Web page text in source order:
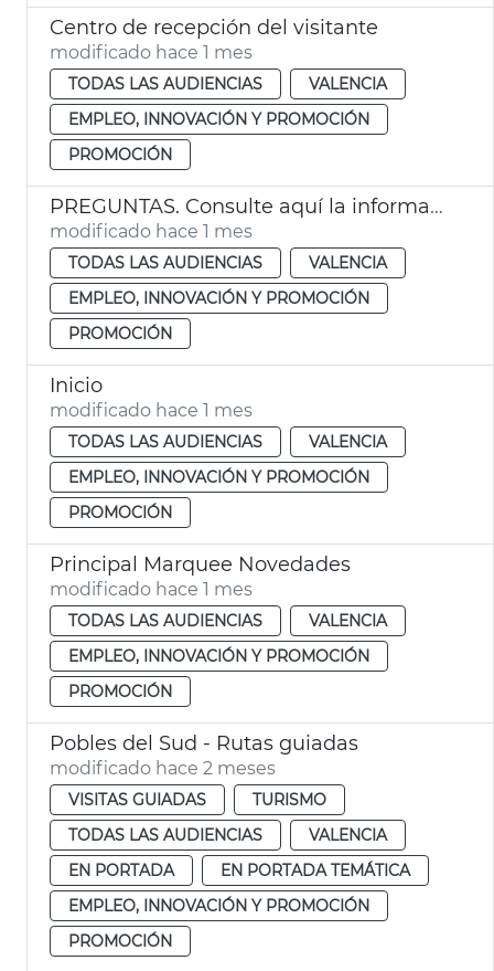
Centro de recepción del visitante
modificado hace 1 mes
TODAS LAS AUDIENCIAS
VALENCIA
EMPLEO, INNOVACIÓN Y PROMOCIÓN
PROMOCIÓN
PREGUNTAS. Consulte aquí la información sobre trámites y licencias en relación a su negocio hostelero y de ocio
modificado hace 1 mes
TODAS LAS AUDIENCIAS
VALENCIA
EMPLEO, INNOVACIÓN Y PROMOCIÓN
PROMOCIÓN
Inicio
modificado hace 1 mes
TODAS LAS AUDIENCIAS
VALENCIA
EMPLEO, INNOVACIÓN Y PROMOCIÓN
PROMOCIÓN
Principal Marquee Novedades
modificado hace 1 mes
TODAS LAS AUDIENCIAS
VALENCIA
EMPLEO, INNOVACIÓN Y PROMOCIÓN
PROMOCIÓN
Pobles del Sud - Rutas guiadas
modificado hace 2 meses
VISITAS GUIADAS
TURISMO
TODAS LAS AUDIENCIAS
VALENCIA
EN PORTADA
EN PORTADA TEMÁTICA
EMPLEO, INNOVACIÓN Y PROMOCIÓN
PROMOCIÓN